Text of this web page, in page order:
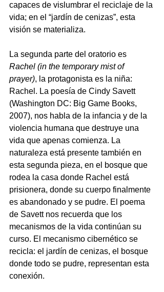
capaces de vislumbrar el reciclaje de la
vida; en el “jardín de cenizas”, esta
visión se materializa.
La segunda parte del oratorio es
Rachel (in the temporary mist of
prayer), la protagonista es la niña:
Rachel. La poesía de Cindy Savett
(Washington DC: Big Game Books,
2007), nos habla de la infancia y de la
violencia humana que destruye una
vida que apenas comienza. La
naturaleza está presente también en
esta segunda pieza, en el bosque que
rodea la casa donde Rachel está
prisionera, donde su cuerpo finalmente
es abandonado y se pudre. El poema
de Savett nos recuerda que los
mecanismos de la vida continúan su
curso. El mecanismo cibernético se
recicla: el jardín de cenizas, el bosque
donde todo se pudre, representan esta
conexión.